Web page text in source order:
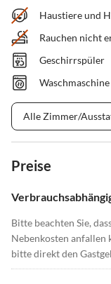
Haustiere und
Rauchen nicht
Geschirrspüler
Waschmaschine
Alle Zimmer/
Preise
Bitte beachten Sie,
Nebenkosten anfallen
bitte direkt den